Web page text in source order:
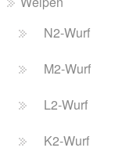
N2-Wurf
M2-Wurf
L2-Wurf
K2-Wurf